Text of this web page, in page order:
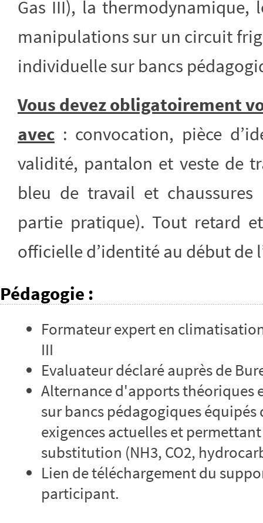
Gas III), la thermodynamique,
manipulations sur un circuit
individuelle sur bancs
Vous devez obligatoirement
avec : convocation, pièce
validité, pantalon et veste de
bleu de travail et
partie pratique). Tout retard
officielle d’identité au début de
Pédagogie :
Formateur expert en
III
Evaluateur déclaré auprès de
Alternance d'apports théoriques
sur bancs pédagogiques
exigences actuelles et
substitution (NH3, CO2,
Lien de téléchargement du
participant.